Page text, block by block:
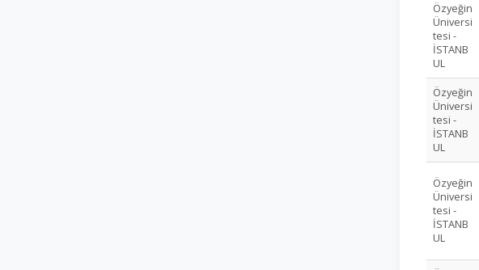
Özyeğin
Üniversi
tesi -
İSTANB
UL
Özyeğin
Üniversi
tesi -
İSTANB
UL
Özyeğin
Üniversi
tesi -
İSTANB
UL